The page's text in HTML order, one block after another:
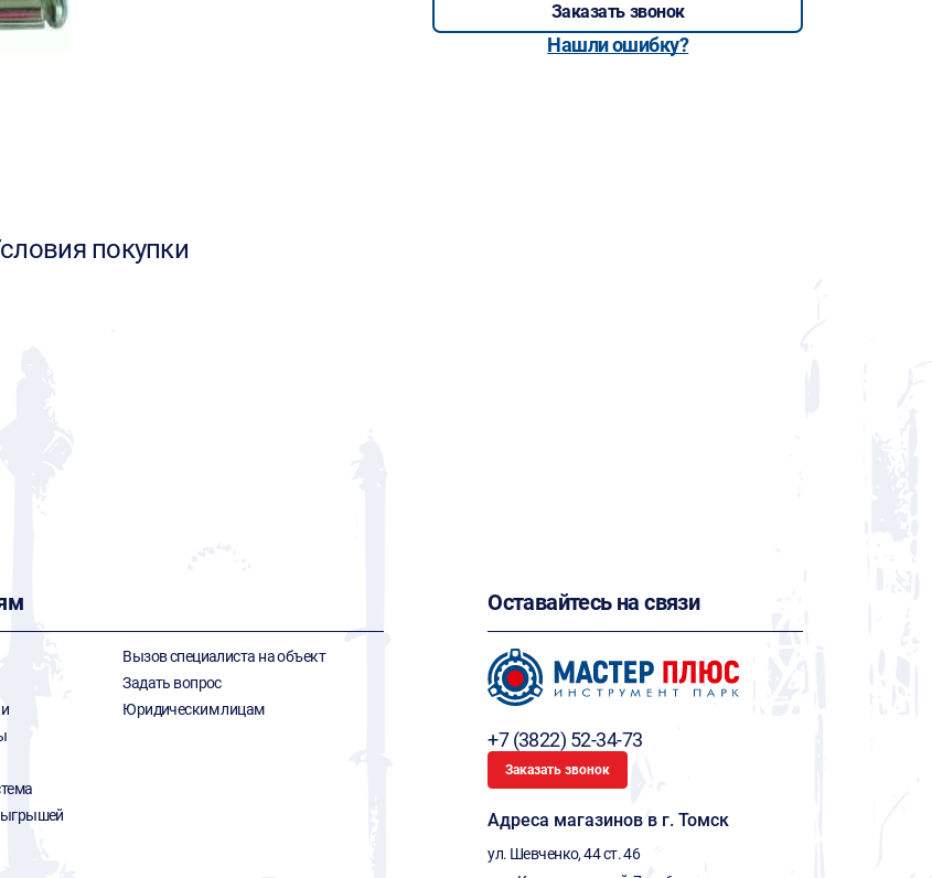
Заказать звонок
Нашли ошибку?
покупки
Вызов специалиста на объект
Задать вопрос
Юридическим лицам
Оставайтесь на связи
+7 (3822) 52-34-73
Заказать звонок
Адреса магазинов в г. Томск
ул. Шевченко, 44 ст. 46